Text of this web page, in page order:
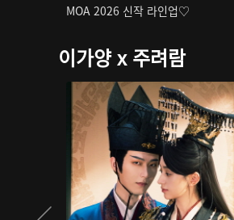
MOA 2026 신작 라인업♡
이가양 x 주려람